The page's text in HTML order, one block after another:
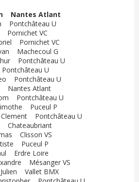
Nantes Atlant
U
VC
Pornichet VC
Machecoul G
Pontchâteau U
U
Pontchâteau U
Atlant
Pontchâteau U
Puceul P
Pontchâteau U
Clisson VS
Puceul P
Erdre Loire
Mésanger VS
Vallet BMX